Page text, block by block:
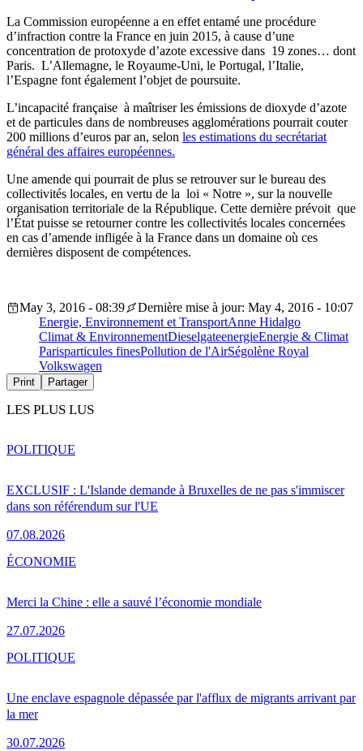
La Commission européenne a en effet entamé une procédure
d’infraction contre la France en juin 2015, à cause d’une
concentration de protoxyde d’azote excessive dans 19 zones… dont
Paris. L’Allemagne, le Royaume-Uni, le Portugal, l’Italie,
l’Espagne font également l’objet de poursuite.
L’incapacité française à maîtriser les émissions de dioxyde d’azote
et de particules dans de nombreuses agglomérations pourrait couter
200 millions d’euros par an, selon les estimations du secrétariat
général des affaires européennes.
Une amende qui pourrait de plus se retrouver sur le bureau des
collectivités locales, en vertu de la loi « Notre », sur la nouvelle
organisation territoriale de la République. Cette dernière prévoit que
l’État puisse se retourner contre les collectivités locales concernées
en cas d’amende infligée à la France dans un domaine où ces
dernières disposent de compétences.
May 3, 2016 - 08:39
Dernière mise à jour: May 4, 2016 - 10:07
Energie, Environnement et TransportAnne Hidalgo
Climat & EnvironnementDieselgateenergieEnergie & Climat
Parisparticules finesPollution de l'AirSégolène Royal
Volkswagen
Print Partager
LES PLUS LUS
EXCLUSIF : L'Islande demande à Bruxelles de ne pas s'immiscer
dans son référendum sur l'UE
07.08.2026
POLITIQUE
Merci la Chine : elle a sauvé l’économie mondiale
27.07.2026
ÉCONOMIE
Une enclave espagnole dépassée par l'afflux de migrants arrivant par
la mer
30.07.2026
POLITIQUE